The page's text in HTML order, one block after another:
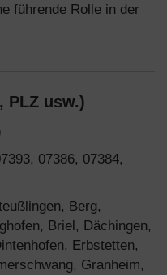
führende Rolle in der
PLZ usw.)
07386, 07384,
Berg,
Briel, Dächingen,
Erbstetten,
Granheim,